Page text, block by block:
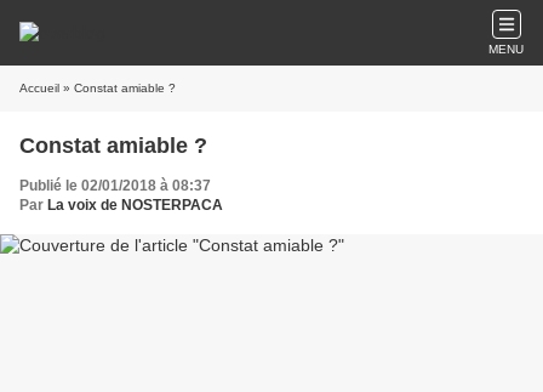
MENU
Accueil » Constat amiable ?
Constat amiable ?
Publié le 02/01/2018 à 08:37
Par La voix de NOSTERPACA